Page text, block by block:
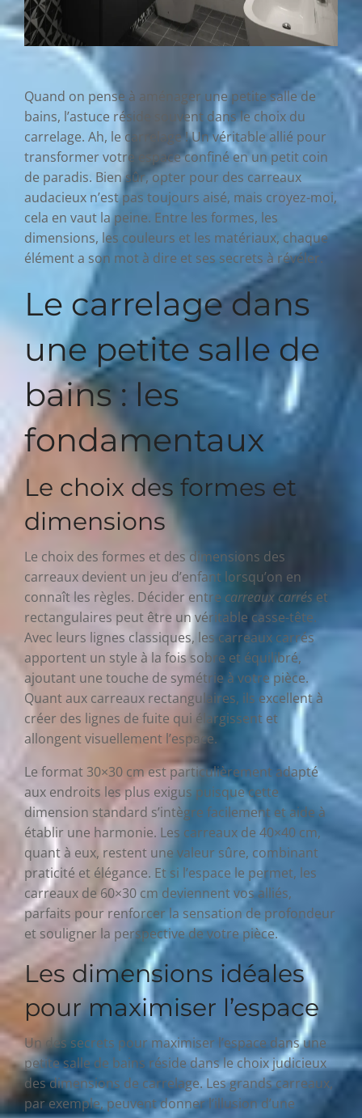
Quand on pense à aménager une petite salle de
bains, l’astuce réside souvent dans le choix du
carrelage. Ah, le carrelage ! Un véritable allié pour
transformer votre espace confiné en un petit coin
de paradis. Bien sûr, opter pour des carreaux
audacieux n’est pas toujours aisé, mais croyez-moi,
cela en vaut la peine. Entre les formes, les
dimensions, les couleurs et les matériaux, chaque
élément a son mot à dire et ses secrets à révéler.
Le carrelage dans
une petite salle de
bains : les
fondamentaux
Le choix des formes et
dimensions
Le choix des formes et des dimensions des
carreaux devient un jeu d’enfant lorsqu’on en
connaît les règles. Décider entre carreaux carrés et
rectangulaires peut être un véritable casse-tête.
Avec leurs lignes classiques, les carreaux carrés
apportent un style à la fois sobre et équilibré,
ajoutant une touche de symétrie à votre pièce.
Quant aux carreaux rectangulaires, ils excellent à
créer des lignes de fuite qui élargissent et
allongent visuellement l’espace.
Le format 30×30 cm est particulièrement adapté
aux endroits les plus exigus puisque cette
dimension standard s’intègre facilement et aide à
établir une harmonie. Les carreaux de 40×40 cm,
quant à eux, restent une valeur sûre, combinant
praticité et élégance. Et si l’espace le permet, les
carreaux de 60×30 cm deviennent vos alliés,
parfaits pour renforcer la sensation de profondeur
et souligner la perspective de votre pièce.
Les dimensions idéales
pour maximiser l’espace
Un des secrets pour maximiser l’espace dans une
petite salle de bains réside dans le choix judicieux
des dimensions de carrelage. Les grands carreaux,
par exemple, peuvent donner l’illusion d’une